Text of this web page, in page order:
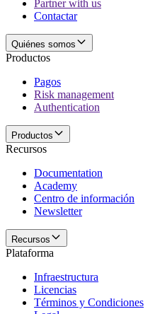
Partner with us
Contactar
Quiénes somos
Productos
Pagos
Risk management
Authentication
Productos
Recursos
Documentation
Academy
Centro de información
Newsletter
Recursos
Plataforma
Infraestructura
Licencias
Términos y Condiciones